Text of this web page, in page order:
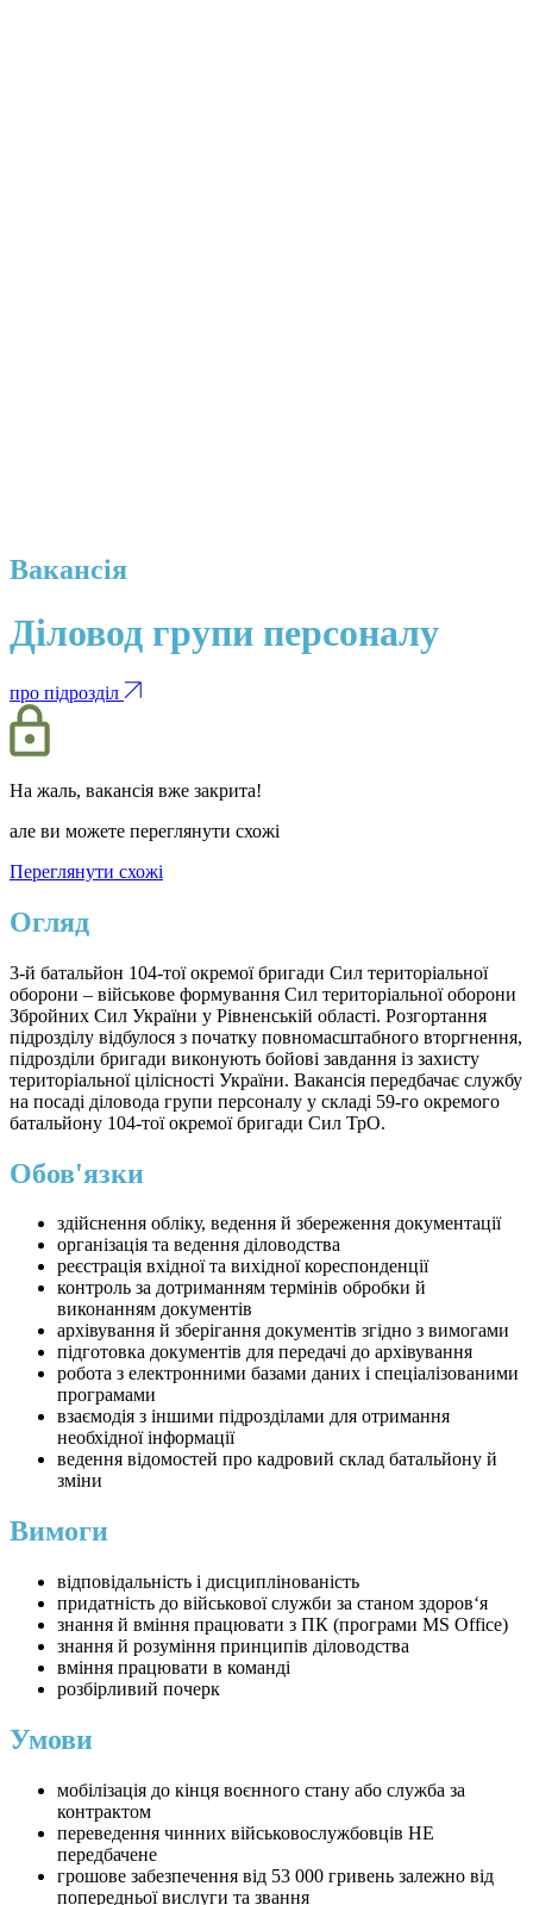
Вакансія
Діловод групи персоналу
про підрозділ
На жаль, вакансія вже закрита!
але ви можете переглянути схожі
Переглянути схожі
Огляд
3-й батальйон 104-тої окремої бригади Сил територіальної
оборони – військове формування Сил територіальної оборони
Збройних Сил України у Рівненській області. Розгортання
підрозділу відбулося з початку повномасштабного вторгнення,
підрозділи бригади виконують бойові завдання із захисту
територіальної цілісності України. Вакансія передбачає службу
на посаді діловода групи персоналу у складі 59-го окремого
батальйону 104-тої окремої бригади Сил ТрО.
Обов'язки
здійснення обліку, ведення й збереження документації
організація та ведення діловодства
реєстрація вхідної та вихідної кореспонденції
контроль за дотриманням термінів обробки й
виконанням документів
архівування й зберігання документів згідно з вимогами
підготовка документів для передачі до архівування
робота з електронними базами даних і спеціалізованими
програмами
взаємодія з іншими підрозділами для отримання
необхідної інформації
ведення відомостей про кадровий склад батальйону й
зміни
Вимоги
відповідальність і дисциплінованість
придатність до військової служби за станом здоров‘я
знання й вміння працювати з ПК (програми MS Office)
знання й розуміння принципів діловодства
вміння працювати в команді
розбірливий почерк
Умови
мобілізація до кінця воєнного стану або служба за
контрактом
переведення чинних військовослужбовців НЕ
передбачене
грошове забезпечення від 53 000 гривень залежно від
попередньої вислуги та звання